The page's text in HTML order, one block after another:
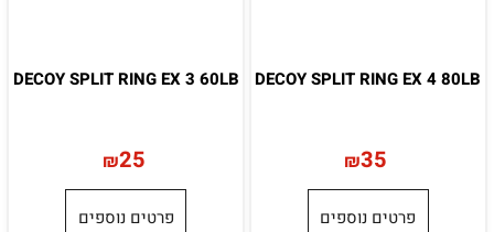
DECOY SPLIT RING EX 4 80LB
₪35
פרטים נוספים
DECOY SPLIT RING EX 3 60LB
₪25
פרטים נוספים